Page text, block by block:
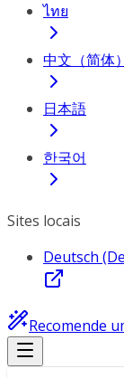
ไทย
中文（简体）
日本語
한국어
Sites locais
Deutsch
Recomende